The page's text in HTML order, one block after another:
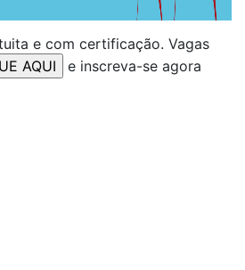
e com certificação. Vagas
e inscreva-se agora